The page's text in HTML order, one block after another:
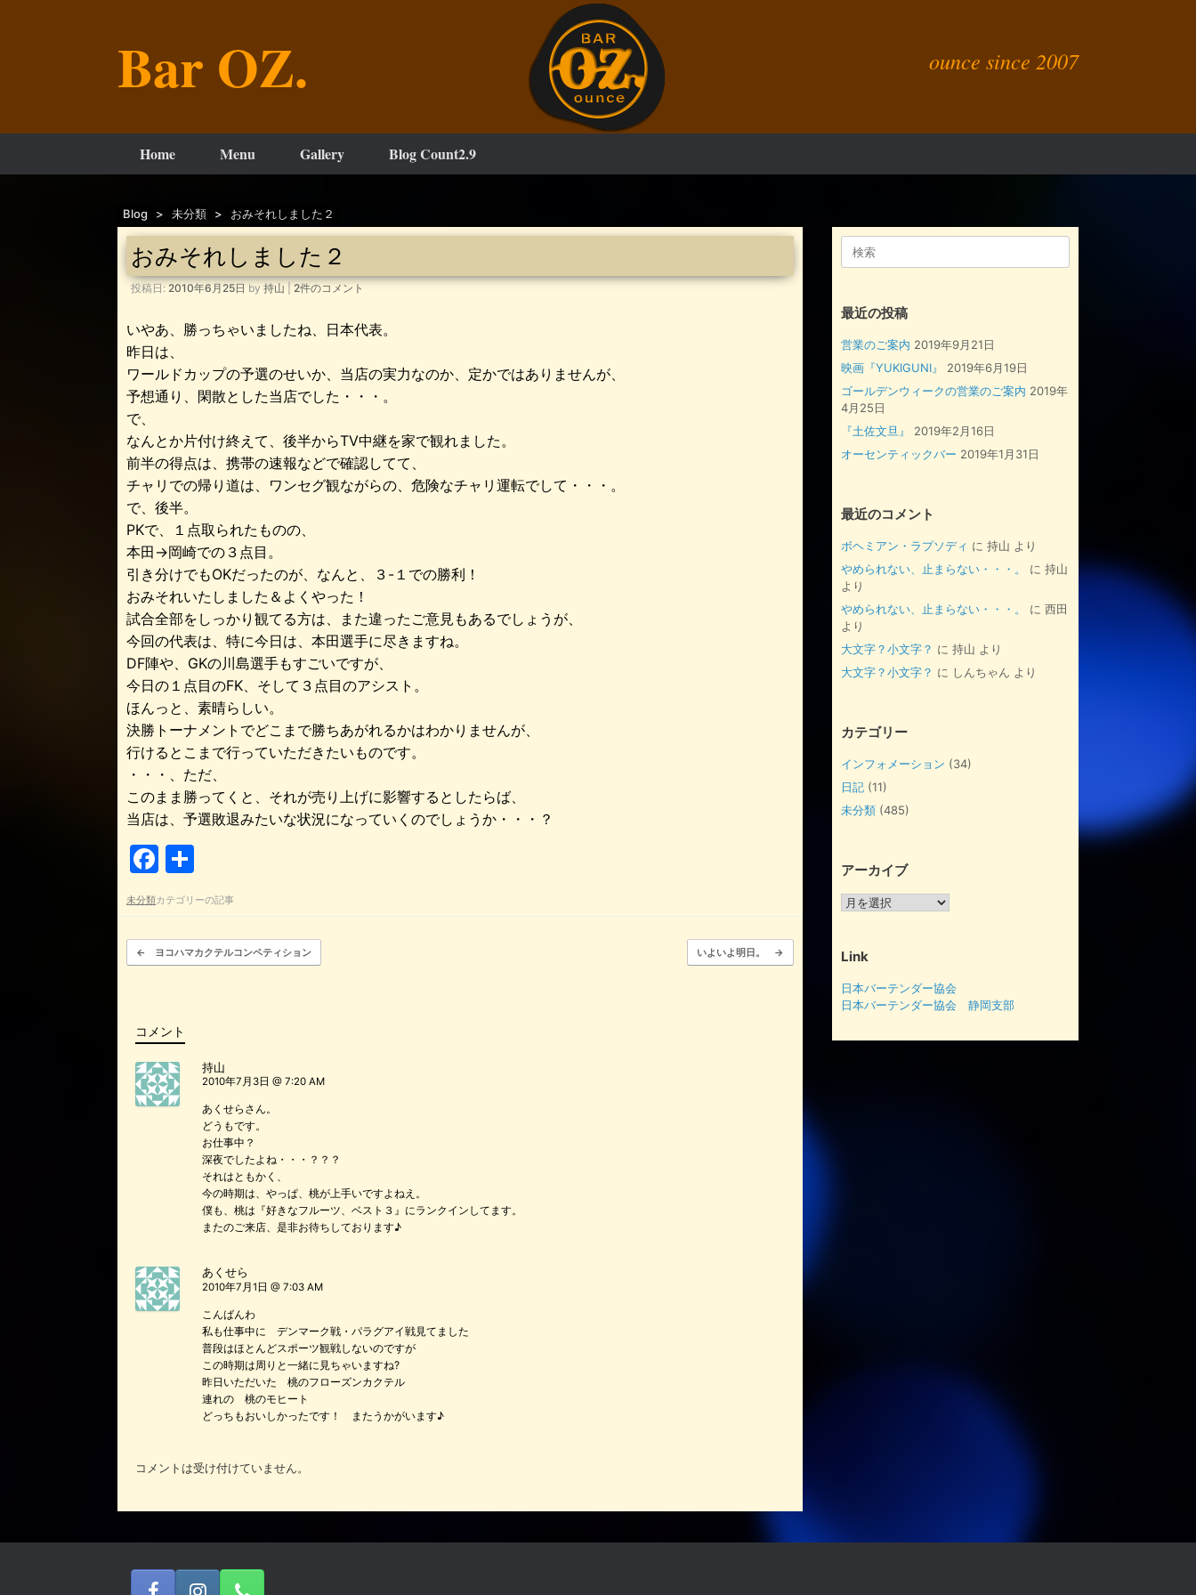
Bar OZ. ounce since 2007
Home Menu Gallery Blog Count2.9
Blog > 未分類 > おみそれしました２
おみそれしました２
投稿日: 2010年6月25日 by 持山 2件のコメント
いやあ、勝っちゃいましたね、日本代表。
昨日は、
ワールドカップの予選のせいか、当店の実力なのか、定かではありませんが、
予想通り、閑散とした当店でした・・・。
で、
なんとか片付け終えて、後半からTV中継を家で観れました。
前半の得点は、携帯の速報などで確認してて、
チャリでの帰り道は、ワンセグ観ながらの、危険なチャリ運転でして・・・。
で、後半。
PKで、１点取られたものの、
本田→岡崎での３点目。
引き分けでもOKだったのが、なんと、３-１での勝利！
おみそれいたしました＆よくやった！
試合全部をしっかり観てる方は、また違ったご意見もあるでしょうが、
今回の代表は、特に今日は、本田選手に尽きますね。
DF陣や、GKの川島選手もすごいですが、
今日の１点目のFK、そして３点目のアシスト。
ほんっと、素晴らしい。
決勝トーナメントでどこまで勝ちあがれるかはわかりませんが、
行けるとこまで行っていただきたいものです。
・・・、ただ、
このまま勝ってくと、それが売り上げに影響するとしたらば、
当店は、予選敗退みたいな状況になっていくのでしょうか・・・？
F
a
c
e
b
o
k
有
未分類カテゴリーの記事
投稿ナビゲーション
← ヨコハマカクテルコンペティション いよいよ明日。 →
コメント
持山
2010年7月3日 @ 7:20 AM
あくせらさん。
どうもです。
お仕事中？
深夜でしたよね・・・？？？
それはともかく、
今の時期は、やっぱ、桃が上手いですよねえ。
僕も、桃は『好きなフルーツ、ベスト３』にランクインしてます。
またのご来店、是非お待ちしております♪
あくせら
2010年7月1日 @ 7:03 AM
こんばんわ
私も仕事中に デンマーク戦・パラグアイ戦見てました
普段はほとんどスポーツ観戦しないのですが
この時期は周りと一緒に見ちゃいますね?
昨日いただいた 桃のフローズンカクテル
連れの 桃のモヒート
どっちもおいしかったです！ またうかがいます♪
コメントは受け付けていません。
最近の投稿
営業のご案内 2019年9月21日
映画『YUKIGUNI』
2019年6月19日
ゴールデンウィークの営業のご案内 2019年
4月25日
『土佐文旦』
2019年2月16日
オーセンティックバー 2019年1月31日
最近のコメント
ボヘミアン・ラプソディ に持山 より
やめられない、止まらない・・・。
に持山
より
やめられない、止まらない・・・。
に西田
より
大文字？小文字？ に持山 より
大文字？小文字？ に しんちゃん より
カテゴリー
インフォメーション (34)
日記 (11)
未分類 (485)
アーカイブ
ア
イ
Link
日本バーテンダー協会
日本バーテンダー協会 静岡支部